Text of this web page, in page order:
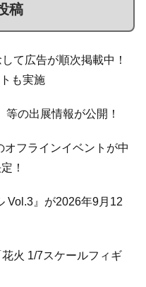
稿
て広告が順次掲載中！
も実施
等の出展情報が公開！
オフラインイベントが中
！
Vol.3』が2026年9月12
火 1/7スケールフィギ